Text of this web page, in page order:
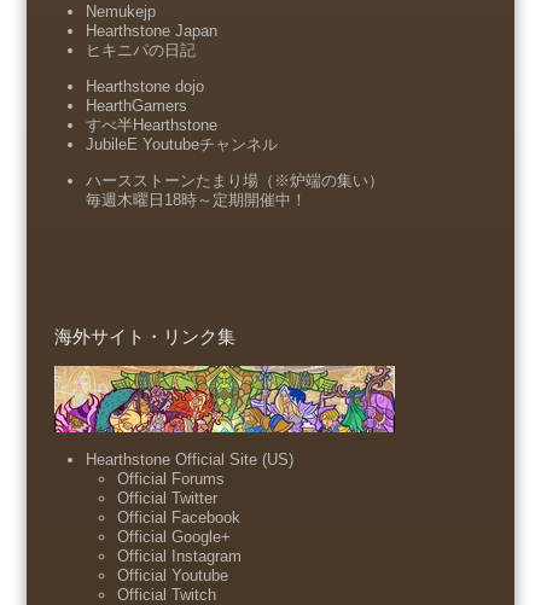
Nemukejp
Hearthstone Japan
ヒキニパの日記
Hearthstone dojo
HearthGamers
すべ半Hearthstone
JubileE Youtubeチャンネル
ハースストーンたまり場（※炉端の集い）
毎週木曜日18時～定期開催中！
海外サイト・リンク集
Hearthstone Official Site (US)
Official Forums
Official Twitter
Official Facebook
Official Google+
Official Instagram
Official Youtube
Official Twitch